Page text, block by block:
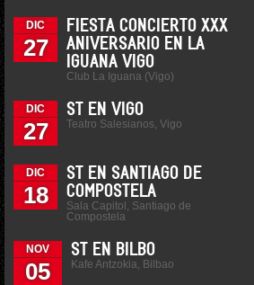
DIC
27
FIESTA CONCIERTO XXX
ANIVERSARIO EN LA
IGUANA VIGO
Club La Iguana (Vigo)
DIC
27
ST EN VIGO
Teatro Salesianos, Vigo
DIC
18
ST EN SANTIAGO DE
COMPOSTELA
Sala Capitol, Santiago de
Compostela
NOV
05
ST EN BILBO
Kafe Antzokia, Bilbao